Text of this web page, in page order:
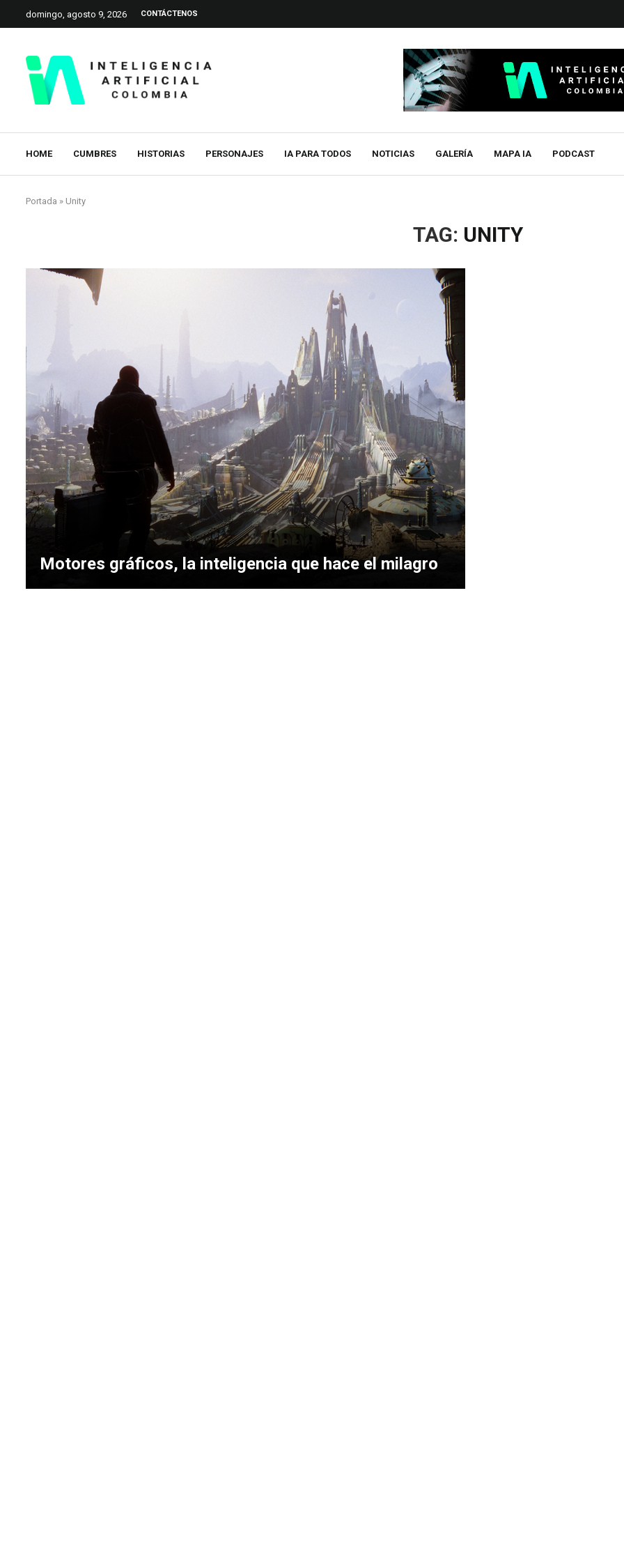
domingo, agosto 9, 2026 CONTÁCTENOS
HOME CUMBRES HISTORIAS PERSONAJES IA PARA TODOS NOTICIAS GALERÍA MAPA IA PODCAST
Portada » Unity
TAG: UNITY
Motores gráficos, la inteligencia que hace el milagro